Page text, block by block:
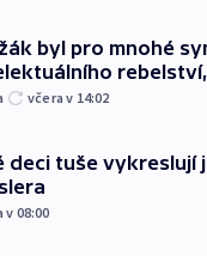
byl pro mnohé
včera v 14:02
deci tuše vykreslují
v 08:00